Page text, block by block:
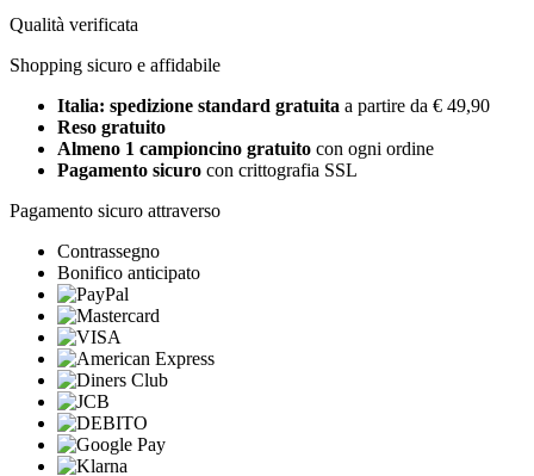
Qualità verificata
Shopping sicuro e affidabile
Italia: spedizione standard gratuita a partire da € 49,90
Reso gratuito
Almeno 1 campioncino gratuito con ogni ordine
Pagamento sicuro con crittografia SSL
Pagamento sicuro attraverso
Contrassegno
Bonifico anticipato